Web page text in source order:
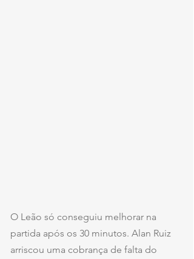
O Leão só conseguiu melhorar na
partida após os 30 minutos. Alan Ruiz
arriscou uma cobrança de falta do